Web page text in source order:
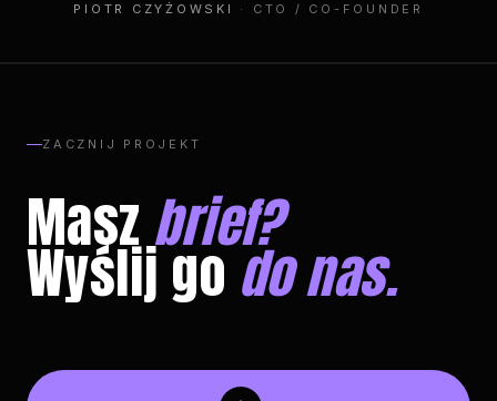
PIOTR CZYŻOWSKI · CTO / CO-FOUNDER
ZACZNIJ PROJEKT
Masz brief?
Wyślij godo nas.